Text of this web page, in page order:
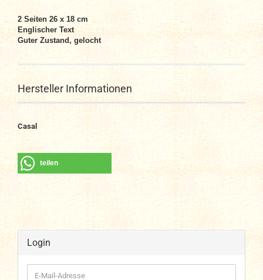
2 Seiten 26 x 18 cm
Englischer Text
Guter Zustand, gelocht
Hersteller Informationen
Casal
teilen
Login
E-